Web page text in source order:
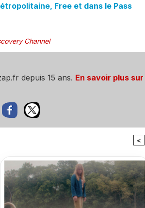
Free et dans le Pass
Channel
depuis 15 ans. En savoir plus sur
<